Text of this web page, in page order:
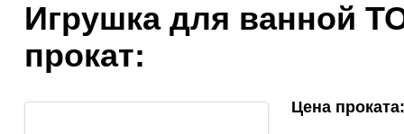
Игрушка для ванной
прокат:
Цена проката: